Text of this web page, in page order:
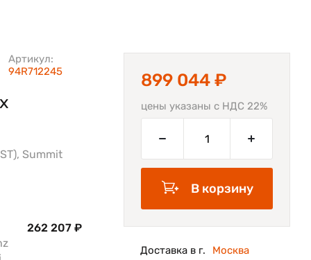
Артикул:
94R712245
Summit
262 207 ₽
899 044 ₽
цены указаны с НДС 22%
В корзину
Доставка в г.
Москва